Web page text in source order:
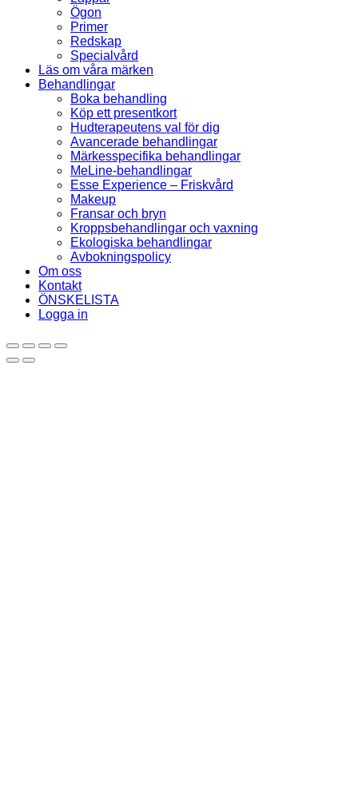
Ögon
Primer
Redskap
Specialvård
Läs om våra märken
Behandlingar
Boka behandling
Köp ett presentkort
Hudterapeutens val för dig
Avancerade behandlingar
Märkesspecifika behandlingar
MeLine-behandlingar
Esse Experience – Friskvård
Makeup
Fransar och bryn
Kroppsbehandlingar och vaxning
Ekologiska behandlingar
Avbokningspolicy
Om oss
Kontakt
ÖNSKELISTA
Logga in